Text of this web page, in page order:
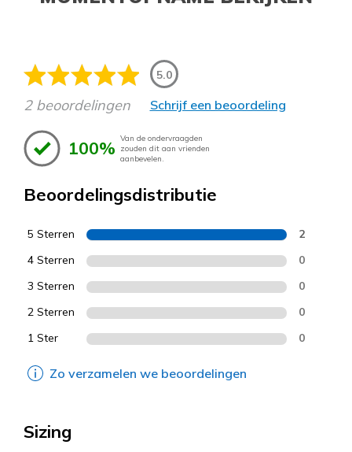
5.0
2 beoordelingen Schrijf een beoordeling
100% Van de ondervraagden
zouden dit aan vrienden
aanbevelen.
Beoordelingsdistributie
5 Sterren 2
4 Sterren 0
3 Sterren 0
2 Sterren 0
1 Ster 0
Zo verzamelen we beoordelingen
Sizing